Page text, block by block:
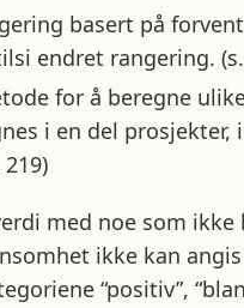
basert på
endret rangering.
for å beregne
i en del
med noe som
ikke kan
“positiv”,